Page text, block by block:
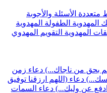
متعددة الأسئلة والأجوبة
المهدوية الطفولة المهدوية
المهدوية التقويم المهدوي
بحق من ناجاك...) دعاء زمن
دعاء (اللهم ارزقنا توفيق
عن وليك...) دعاء السمات